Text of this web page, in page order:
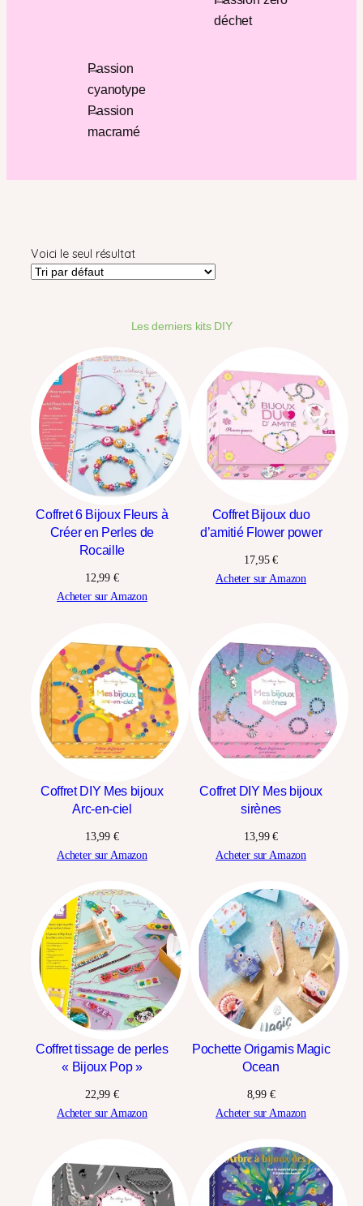
déchet
Passion
cyanotype
Passion
macramé
Voici le seul résultat
Les derniers kits DIY
Coffret 6 Bijoux Fleurs à
Créer en Perles de
Rocaille
12,99 €
Acheter sur Amazon
Coffret Bijoux duo
d’amitié Flower power
17,95€
Acheter sur Amazon
Coffret DIY Mes bijoux
Arc-en-ciel
13,99 €
Acheter sur Amazon
Coffret DIY Mes bijoux
sirènes
13,99€
Acheter sur Amazon
Coffret tissage de perles
« Bijoux Pop »
22,99 €
Acheter sur Amazon
Pochette Origamis Magic
Ocean
8,99 €
Acheter sur Amazon